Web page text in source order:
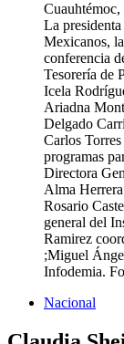
La
Mexicanos,
conferencia
Tesorería de
Icela
Ariadna
Delgado
Carlos
programas
Directora
Alma
Rosario
general del
Ramirez
;Miguel
Infodemia.
Nacional